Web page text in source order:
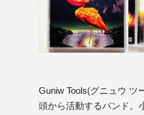
Guniw Tools(グニュウ ツ
頭から活動するバンド。